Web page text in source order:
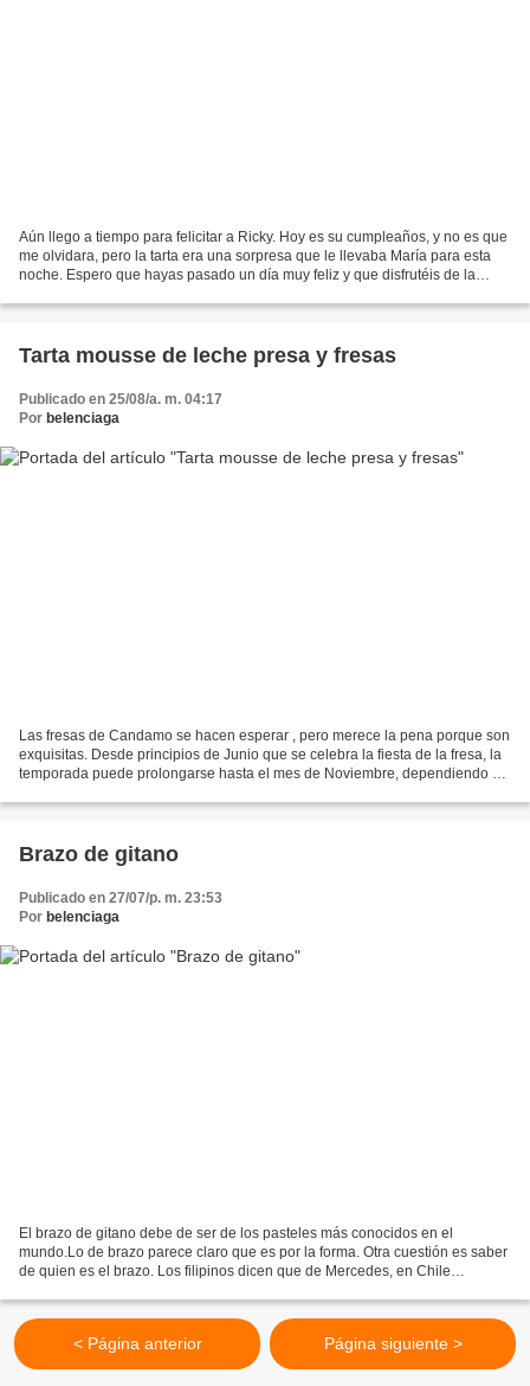
Aún llego a tiempo para felicitar a Ricky. Hoy es su cumpleaños, y no es que
me olvidara, pero la tarta era una sorpresa que le llevaba María para esta
noche. Espero que hayas pasado un día muy feliz y que disfrutéis de la
Tarta mousse de leche presa y fresas
Publicado en 25/08/a. m. 04:17
Por belenciaga
Las fresas de Candamo se hacen esperar , pero merece la pena porque son
exquisitas. Desde principios de Junio que se celebra la fiesta de la fresa, la
temporada puede prolongarse hasta el mes de Noviembre, dependiendo de
Brazo de gitano
Publicado en 27/07/p. m. 23:53
Por belenciaga
El brazo de gitano debe de ser de los pasteles más conocidos en el
mundo.Lo de brazo parece claro que es por la forma. Otra cuestión es saber
de quien es el brazo. Los filipinos dicen que de Mercedes, en Chile
< Página anterior Página siguiente >